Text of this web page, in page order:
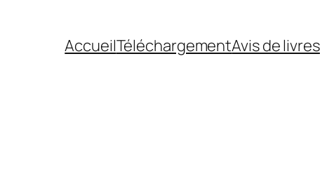
AccueilTéléchargementAvis de livres